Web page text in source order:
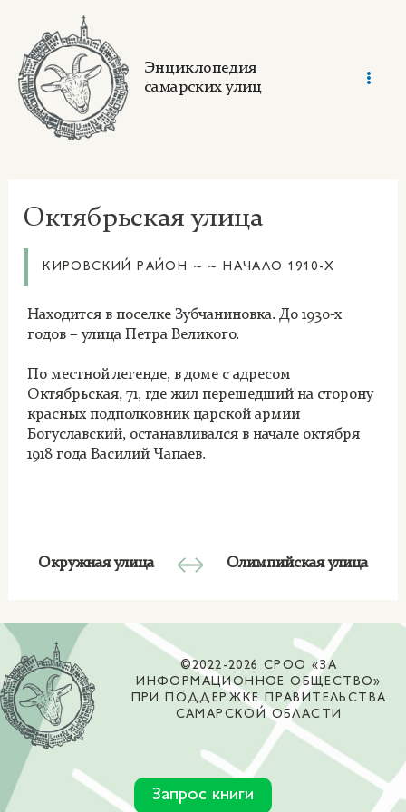
content
Энциклопедия
самарских улиц
Октябрьская улица
КИРОВСКИЙ РАЙОН ~ ~ НАЧАЛО 1910-Х
Находится в поселке Зубчаниновка. До 1930-х
годов – улица Петра Великого.
По местной легенде, в доме с адресом
Октябрьская, 71, где жил перешедший на сторону
красных подполковник царской армии
Богуславский, останавливался в начале октября
1918 года Василий Чапаев.
Окружная улица Олимпийская улица
©2022-2026 СРОО «ЗА
ИНФОРМАЦИОННОЕ ОБЩЕСТВО»
ПРИ ПОДДЕРЖКЕ ПРАВИТЕЛЬСТВА
САМАРСКОЙ ОБЛАСТИ
Запрос книги